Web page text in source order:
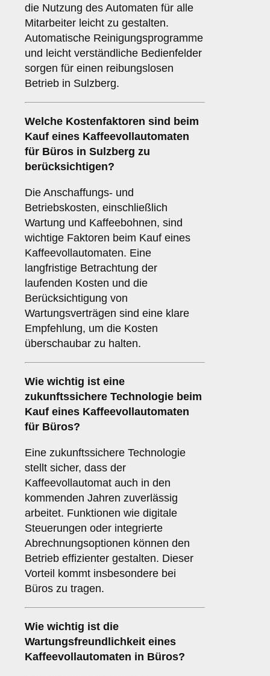
die Nutzung des Automaten für alle
Mitarbeiter leicht zu gestalten.
Automatische Reinigungsprogramme
und leicht verständliche Bedienfelder
sorgen für einen reibungslosen
Betrieb in Sulzberg.
Welche Kostenfaktoren sind beim
Kauf eines Kaffeevollautomaten
für Büros in Sulzberg zu
berücksichtigen?
Die Anschaffungs- und
Betriebskosten, einschließlich
Wartung und Kaffeebohnen, sind
wichtige Faktoren beim Kauf eines
Kaffeevollautomaten. Eine
langfristige Betrachtung der
laufenden Kosten und die
Berücksichtigung von
Wartungsverträgen sind eine klare
Empfehlung, um die Kosten
überschaubar zu halten.
Wie wichtig ist eine
zukunftssichere Technologie beim
Kauf eines Kaffeevollautomaten
für Büros?
Eine zukunftssichere Technologie
stellt sicher, dass der
Kaffeevollautomat auch in den
kommenden Jahren zuverlässig
arbeitet. Funktionen wie digitale
Steuerungen oder integrierte
Abrechnungsoptionen können den
Betrieb effizienter gestalten. Dieser
Vorteil kommt insbesondere bei
Büros zu tragen.
Wie wichtig ist die
Wartungsfreundlichkeit eines
Kaffeevollautomaten in Büros?